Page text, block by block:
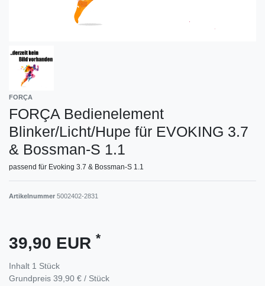
FORÇA
FORÇA Bedienelement
Blinker/Licht/Hupe für EVOKING 3.7
& Bossman-S 1.1
passend für Evoking 3.7 & Bossman-S 1.1
Artikelnummer 5002402-2831
39,90 EUR *
Inhalt 1 Stück
Grundpreis 39,90 € / Stück